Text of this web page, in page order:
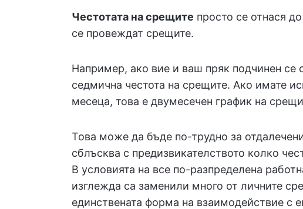
Честотата на срещите просто се отнася
се провеждат срещите.
Например, ако вие и ваш пряк подчинен се
седмична честота на срещите. Ако имате
месеца, това е двумесечен график на
Това може да бъде по-трудно за
сблъсква с предизвикателството колко
В условията на все по-разпределена
изглежда са заменили много от личните
единствената форма на взаимодействие с